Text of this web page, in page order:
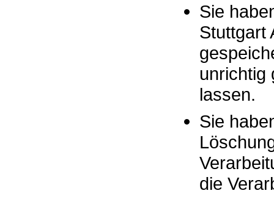
Sie
Stuttgart
unrichtig
lassen.
Sie
die